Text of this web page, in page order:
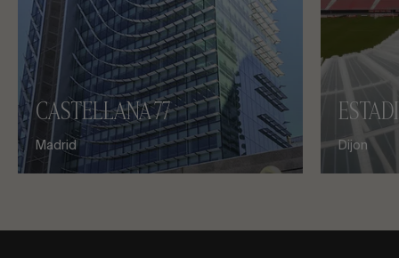
CASTELLANA 77
Madrid Dijon